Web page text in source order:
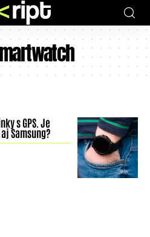
s GPS. Je
Samsung?